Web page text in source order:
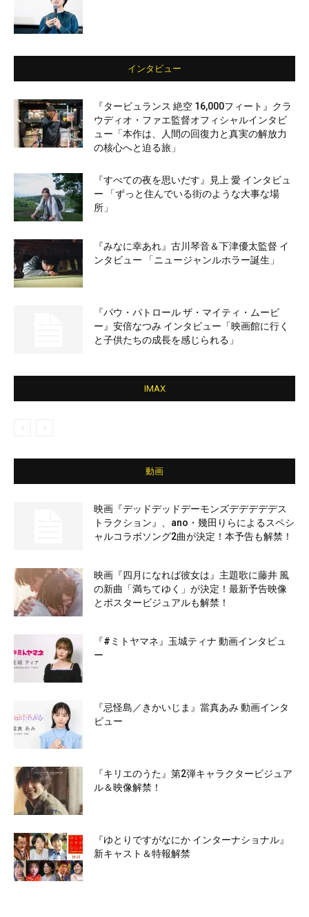
インタビュー
『タービュランス 絶空 16,000フィート』クラ
ウディオ・ファエ監督オフィシャルインタビ
ュー「本作は、人間の回復力と真実の解放力
の核心へと迫る旅」
『すべての夜を思いだす』見上 愛 インタビュ
ー 「ずっと住んでいる街のような大事な場
所」
『みなに幸あれ』古川琴音＆下津優太監督 イ
ンタビュー 「ニュージャンルホラー誕生」
『パウ・パトロール ザ・マイティ・ムービ
ー』安倍なつみ インタビュー「映画館に行く
と子供たちの成長を感じられる」
IMAX
動画
映画『デッドデッドデーモンズデデデデデス
トラクション』、ano・幾田りらによるスペシ
ャルコラボソング2曲が決定！本予告も解禁！
映画『四月になれば彼女は』主題歌に藤井 風
の新曲「満ちてゆく」が決定！最新予告映像
とポスタービジュアルも解禁！
『#ミトヤマネ』玉城ティナ 動画インタビュ
ー
『忌怪島／きかいじま』當真あみ 動画インタ
ビュー
『キリエのうた』第2弾キャラクタービジュア
ル＆映像解禁！
『ゆとりですがなにか インターナショナル』
新キャスト＆特報解禁